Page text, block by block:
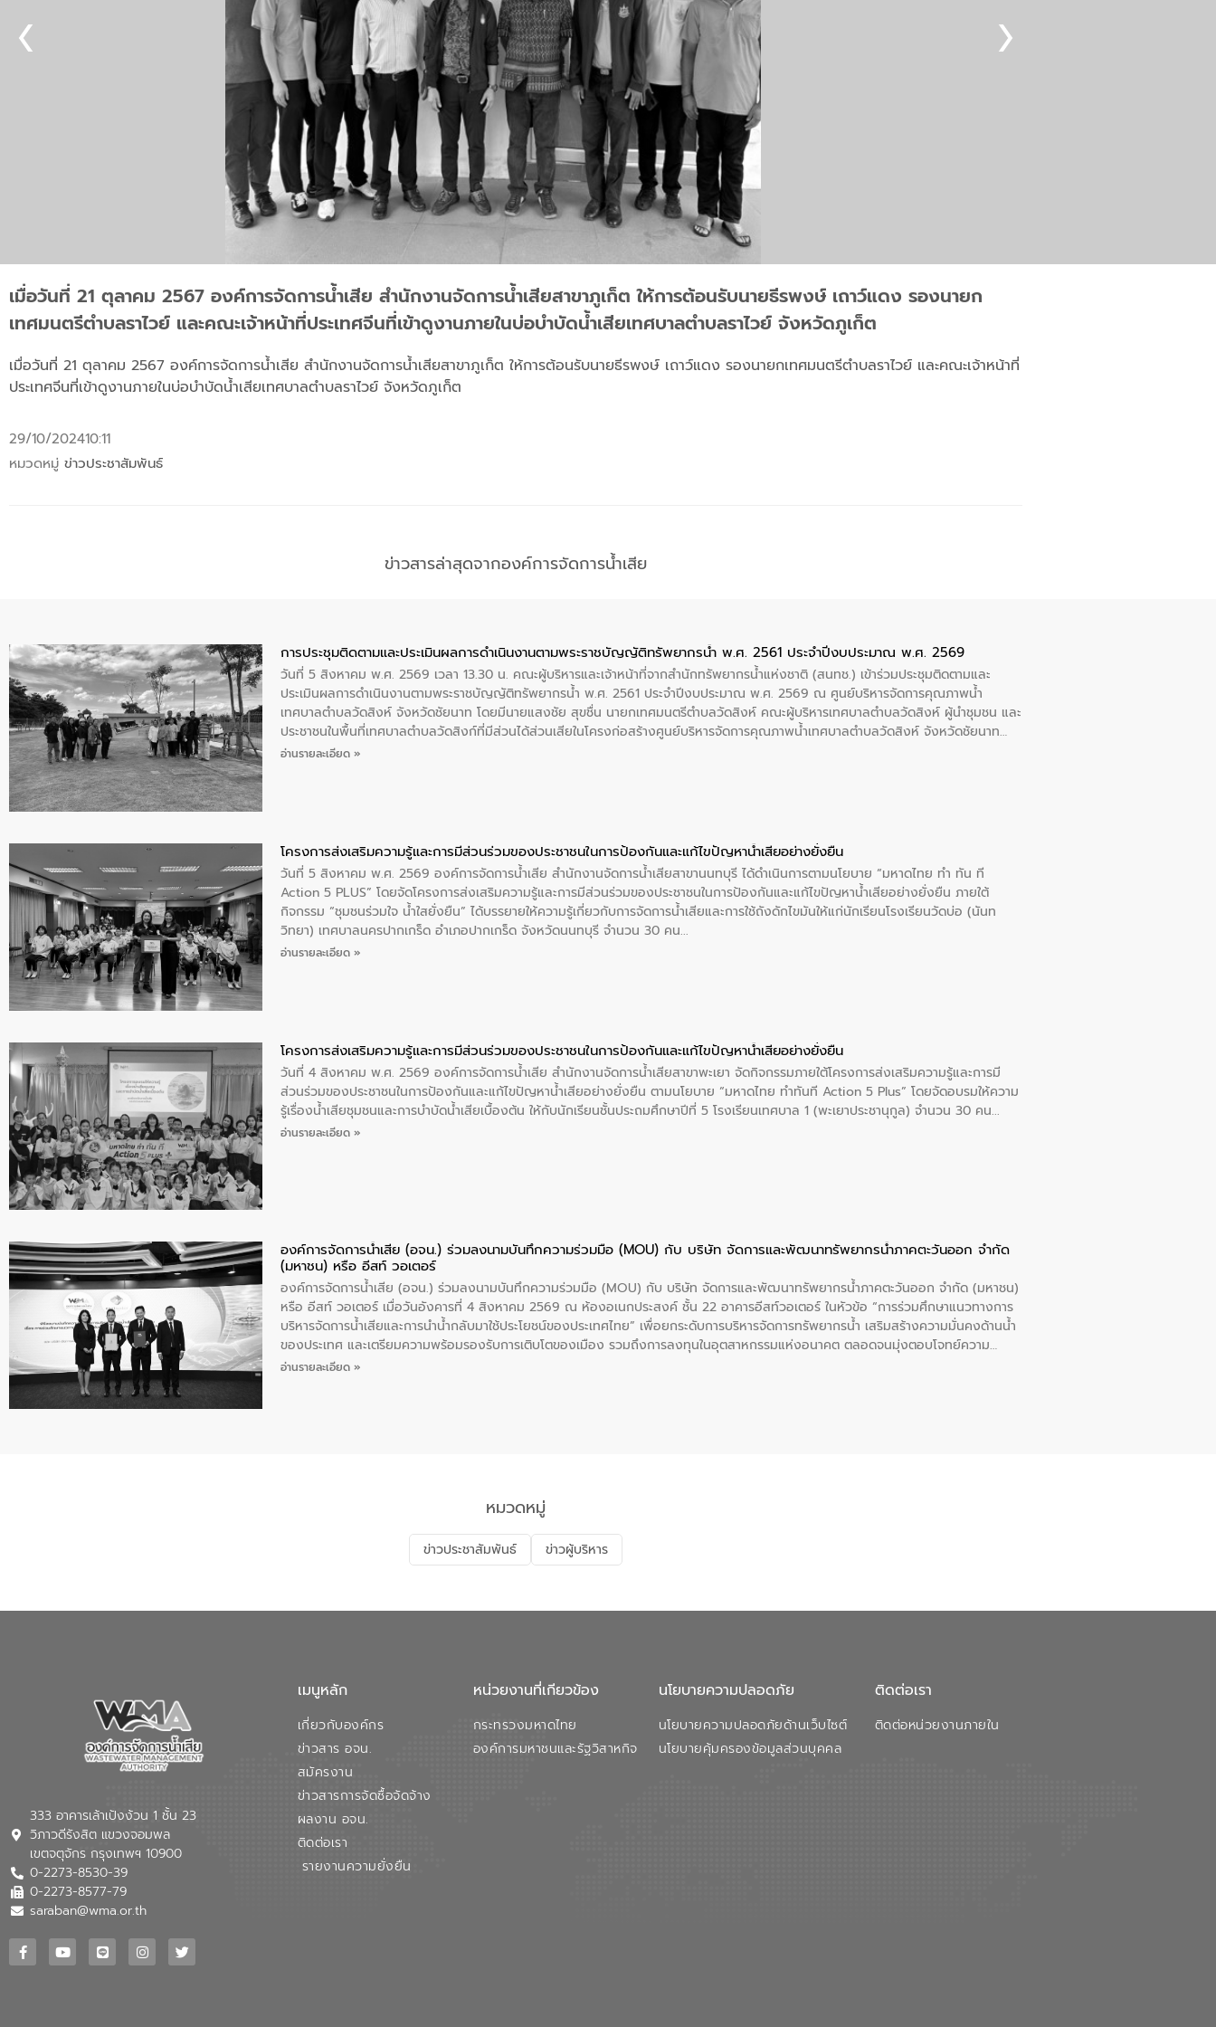
เมื่อวันที่ 21 ตุลาคม 2567 องค์การจัดการน้ำเสีย สำนักงานจัดการน้ำเสียสาขาภูเก็ต ให้การต้อนรับนายธีรพงษ์ เถาว์แดง รองนายก
เทศมนตรีตำบลราไวย์ และคณะเจ้าหน้าที่ประเทศจีนที่เข้าดูงานภายในบ่อบำบัดน้ำเสียเทศบาลตำบลราไวย์ จังหวัดภูเก็ต
เมื่อวันที่ 21 ตุลาคม 2567 องค์การจัดการน้ำเสีย สำนักงานจัดการน้ำเสียสาขาภูเก็ต ให้การต้อนรับนายธีรพงษ์ เถาว์แดง รองนายกเทศมนตรีตำบลราไวย์ และคณะเจ้าหน้าที่
ประเทศจีนที่เข้าดูงานภายในบ่อบำบัดน้ำเสียเทศบาลตำบลราไวย์ จังหวัดภูเก็ต
29/10/202410:11
หมวดหมู่ ข่าวประชาสัมพันธ์
ข่าวสารล่าสุดจากองค์การจัดการน้ำเสีย
การประชุมติดตามและประเมินผลการดำเนินงานตามพระราชบัญญัติทรัพยากรน้ำ พ.ศ. 2561 ประจำปีงบประมาณ พ.ศ. 2569
วันที่ 5 สิงหาคม พ.ศ. 2569 เวลา 13.30 น. คณะผู้บริหารและเจ้าหน้าที่จากสำนักทรัพยากรน้ำแห่งชาติ (สนทช.) เข้าร่วมประชุมติดตามและ
ประเมินผลการดำเนินงานตามพระราชบัญญัติทรัพยากรน้ำ พ.ศ. 2561 ประจำปีงบประมาณ พ.ศ. 2569 ณ ศูนย์บริหารจัดการคุณภาพน้ำ
เทศบาลตำบลวัดสิงห์ จังหวัดชัยนาท โดยมีนายแสงชัย สุขชื่น นายกเทศมนตรีตำบลวัดสิงห์ คณะผู้บริหารเทศบาลตำบลวัดสิงห์ ผู้นำชุมชน และ
ประชาชนในพื้นที่เทศบาลตำบลวัดสิงก์ที่มีส่วนได้ส่วนเสียในโครงก่อสร้างศูนย์บริหารจัดการคุณภาพน้ำเทศบาลตำบลวัดสิงห์ จังหวัดชัยนาท
ให้การต้อนรับ
อ่านรายละเอียด »
โครงการส่งเสริมความรู้และการมีส่วนร่วมของประชาชนในการป้องกันและแก้ไขปัญหาน้ำเสียอย่างยั่งยืน
วันที่ 5 สิงหาคม พ.ศ. 2569 องค์การจัดการน้ำเสีย สำนักงานจัดการน้ำเสียสาขานนทบุรี ได้ดำเนินการตามนโยบาย “มหาดไทย ทำ ทัน ที
Action 5 PLUS” โดยจัดโครงการส่งเสริมความรู้และการมีส่วนร่วมของประชาชนในการป้องกันและแก้ไขปัญหาน้ำเสียอย่างยั่งยืน ภายใต้
กิจกรรม “ชุมชนร่วมใจ น้ำใสยั่งยืน” ได้บรรยายให้ความรู้เกี่ยวกับการจัดการน้ำเสียและการใช้ถังดักไขมันให้แก่นักเรียนโรงเรียนวัดบ่อ (นันท
วิทยา) เทศบาลนครปากเกร็ด อำเภอปากเกร็ด จังหวัดนนทบุรี จำนวน 30 คน
อ่านรายละเอียด »
โครงการส่งเสริมความรู้และการมีส่วนร่วมของประชาชนในการป้องกันและแก้ไขปัญหาน้ำเสียอย่างยั่งยืน
วันที่ 4 สิงหาคม พ.ศ. 2569 องค์การจัดการน้ำเสีย สำนักงานจัดการน้ำเสียสาขาพะเยา จัดกิจกรรมภายใต้โครงการส่งเสริมความรู้และการมี
ส่วนร่วมของประชาชนในการป้องกันและแก้ไขปัญหาน้ำเสียอย่างยั่งยืน ตามนโยบาย “มหาดไทย ทำทันที Action 5 Plus” โดยจัดอบรมให้ความ
รู้เรื่องน้ำเสียชุมชนและการบำบัดน้ำเสียเบื้องต้น ให้กับนักเรียนชั้นประถมศึกษาปีที่ 5 โรงเรียนเทศบาล 1 (พะเยาประชานุกูล) จำนวน 30 คน
อ่านรายละเอียด »
องค์การจัดการน้ำเสีย (อจน.) ร่วมลงนามบันทึกความร่วมมือ (MOU) กับ บริษัท จัดการและพัฒนาทรัพยากรน้ำภาคตะวันออก จำกัด
(มหาชน) หรือ อีสท์ วอเตอร์
องค์การจัดการน้ำเสีย (อจน.) ร่วมลงนามบันทึกความร่วมมือ (MOU) กับ บริษัท จัดการและพัฒนาทรัพยากรน้ำภาคตะวันออก จำกัด (มหาชน)
หรือ อีสท์ วอเตอร์ เมื่อวันอังคารที่ 4 สิงหาคม 2569 ณ ห้องอเนกประสงค์ ชั้น 22 อาคารอีสท์วอเตอร์ ในหัวข้อ “การร่วมศึกษาแนวทางการ
บริหารจัดการน้ำเสียและการนำน้ำกลับมาใช้ประโยชน์ของประเทศไทย” เพื่อยกระดับการบริหารจัดการทรัพยากรน้ำ เสริมสร้างความมั่นคงด้านน้ำ
ของประเทศ และเตรียมความพร้อมรองรับการเติบโตของเมือง รวมถึงการลงทุนในอุตสาหกรรมแห่งอนาคต ตลอดจนมุ่งตอบโจทย์ความ
ท้าทายจากวิกฤตการเปลี่ยนแปลงสภาพภูมิอากาศและความเสี่ยงภัยแล้งในระยะยาว การประสานความร่วมมือในครั้งนี้เป็นการดึงจุดแข็งและ
ตลอดระบบ โดยการนำน้ำบำบัดกลับมาใช้ใหม่จะช่วยลดการพึ่งพาน้ำธรรมชาติและสร้างสมดุลทางเศรษฐกิจและสิ่งแวดล้อมได้อย่างเป็นรูปธรรม
ความร่วมมือระหว่างภาครัฐและภาคเอกชนในครั้งนี้ นับเป็นก้าวสำคัญของ องค์การจัดการน้ำเสีย (อจน.) ในการร่วมวางรากฐานโครงสร้างพื้น
ฐานด้านน้ำของประเทศ เพื่อยกระดับประสิทธิภาพการใช้ทรัพยากรน้ำให้เกิดประโยชน์สูงสุดและเป็นไปตามมาตรฐานสากล
อ่านรายละเอียด »
หมวดหมู่
ข่าวประชาสัมพันธ์ ข่าวผู้บริหาร
333 อาคารเล้าเป้งง้วน 1 ชั้น 23
วิภาวดีรังสิต แขวงจอมพล
เขตจตุจักร กรุงเทพฯ 10900
0-2273-8530-39
0-2273-8577-79
saraban@wma.or.th
เมนูหลัก
เกี่ยวกับองค์กร
ข่าวสาร อจน.
สมัครงาน
ข่าวสารการจัดซื้อจัดจ้าง
ผลงาน อจน.
ติดต่อเรา
รายงานความยั่งยืน
หน่วยงานที่เกียวข้อง
กระทรวงมหาดไทย
องค์การมหาชนและรัฐวิสาหกิจ
นโยบายความปลอดภัย
นโยบายความปลอดภัยด้านเว็บไซต์
นโยบายคุ้มครองข้อมูลส่วนบุคคล
ติดต่อเรา
ติดต่อหน่วยงานภายใน